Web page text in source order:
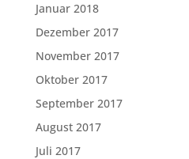
Januar 2018
Dezember 2017
November 2017
Oktober 2017
September 2017
August 2017
Juli 2017